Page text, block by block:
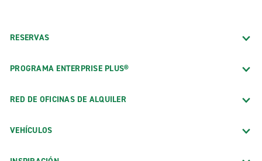
RESERVAS
PROGRAMA ENTERPRISE PLUS®
RED DE OFICINAS DE ALQUILER
VEHÍCULOS